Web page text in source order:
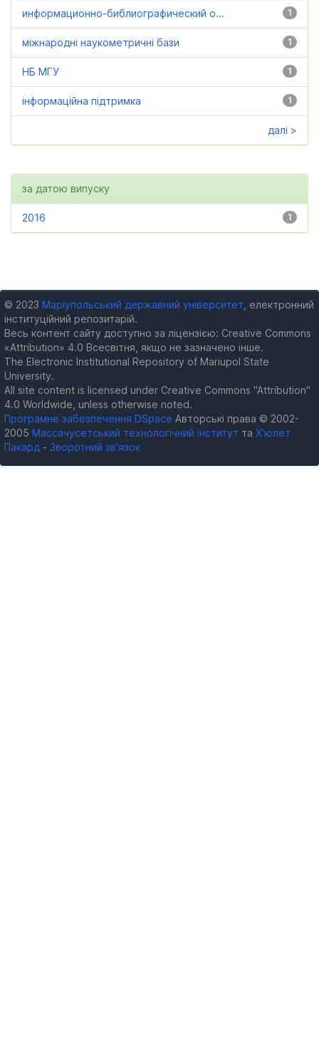
1
информационно-библиографический о...
1
міжнародні наукометричні бази
1
НБ МГУ
1
інформаційна підтримка
далі >
за датою випуску
1
2016
© 2023 Маріупольський державний університет , електронний
інституційний репозитарій.
Весь контент сайту доступно за ліцензією: Creative Commons
«Attribution» 4.0 Всесвітня, якщо не зазначено інше.
The Electronic Institutional Repository of Mariupol State
University.
All site content is licensed under Creative Commons "Attribution"
4.0 Worldwide, unless otherwise noted.
Програмне забезпечення DSpace Авторські права © 2002-
2005 Массачусетський технологічний інститут та Х’юлет
Пакард - Зворотний зв’язок